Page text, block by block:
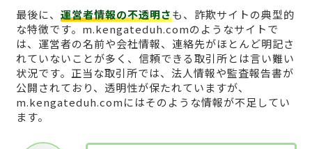
最後に、 運営者情報の不透明さも、詐欺サイトの典型的
な特徴です。m.kengateduh.comのようなサイトで
は、運営者の名前や会社情報、連絡先がほとんど明記さ
れていないことが多く、信頼できる取引所とは言い難い
状況です。正当な取引所では、法人情報や監査報告書が
公開されており、透明性が保たれていますが、
m.kengateduh.comにはそのような情報が不足してい
ます。